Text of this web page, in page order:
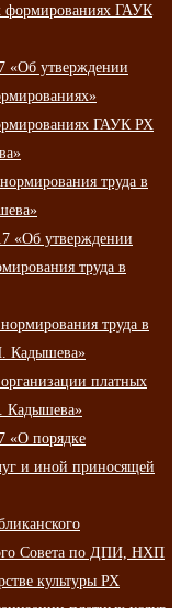
формированиях ГАУК
«Об утверждении
ГАУК РХ
труда в
«Об утверждении
труда в
труда в
платных
«О порядке
и иной приносящей
Совета по ДПИ, НХП
культуры РХ